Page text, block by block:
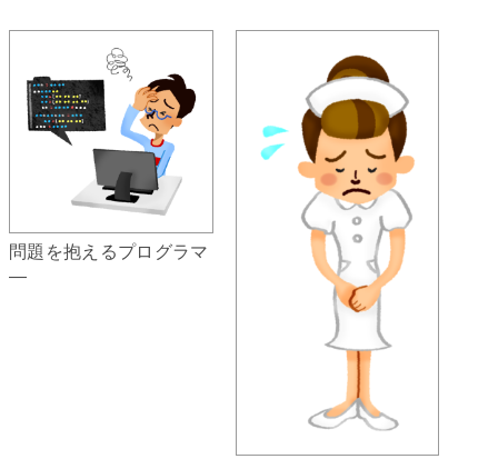
問題を抱えるプログラマ
―